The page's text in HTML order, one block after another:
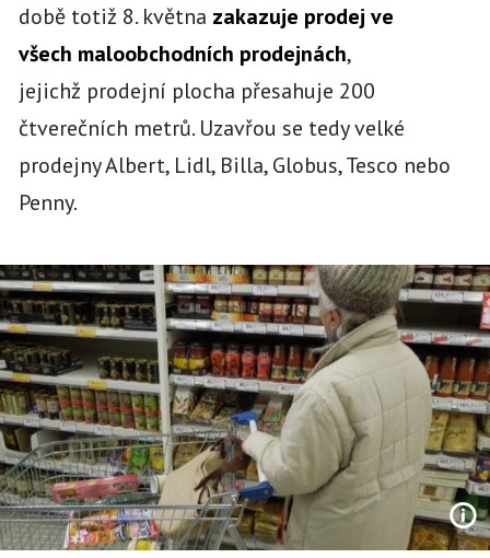
době totiž 8. května zakazuje prodej ve
všech maloobchodních prodejnách,
jejichž prodejní plocha přesahuje 200
čtverečních metrů. Uzavřou se tedy velké
prodejny Albert, Lidl, Billa, Globus, Tesco nebo
Penny.